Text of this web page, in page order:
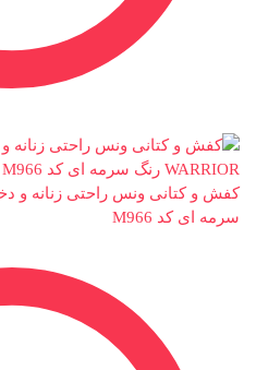
سرمه ای کد M966